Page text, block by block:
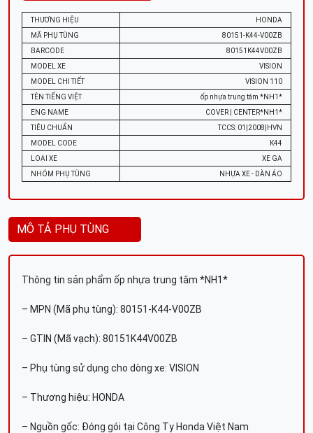
THƯƠNG HIỆU
HONDA
MÃ PHỤ TÙNG
80151-K44-V00ZB
BARCODE
80151K44V00ZB
MODEL XE
VISION
MODEL CHI TIẾT
VISION 110
TÊN TIẾNG VIỆT
ốp nhựa trung tâm *NH1*
ENG NAME
COVER | CENTER*NH1*
TIÊU CHUẨN
TCCS: 01|2008|HVN
MODEL CODE
K44
LOẠI XE
XE GA
NHÓM PHỤ TÙNG
NHỰA XE - DÀN ÁO
MÔ TẢ PHỤ TÙNG
Thông tin sản phẩm ốp nhựa trung tâm *NH1*
– MPN (Mã phụ tùng): 80151-K44-V00ZB
– GTIN (Mã vạch): 80151K44V00ZB
– Phụ tùng sử dụng cho dòng xe: VISION
– Thương hiệu: HONDA
– Nguồn gốc: Đóng gói tại Công Ty Honda Việt Nam